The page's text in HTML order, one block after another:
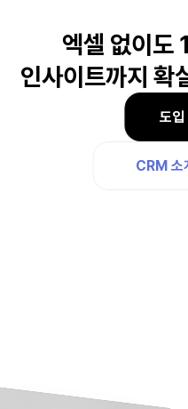
엑셀 없이도
인사이트까지 확
도입
CRM 소